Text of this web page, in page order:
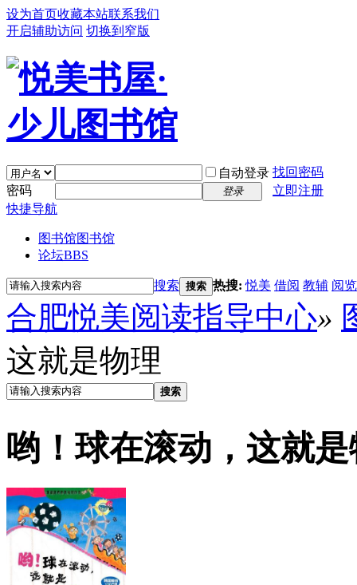
设为首页收藏本站联系我们
开启辅助访问 切换到窄版
自动登录 找回密码
密码
登录
立即注册
快捷导航
图书馆图书馆
论坛BBS
搜索 搜索 热搜:悦美 借阅 教辅 阅览
合肥悦美阅读指导中心»
这就是物理
搜索
哟！球在滚动，这就